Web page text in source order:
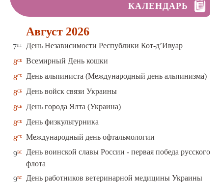
КАЛЕНДАРЬ
Август 2026
7пт День Независимости Республики Кот-д’Ивуар
8сб Всемирный День кошки
8сб День альпиниста (Международный день альпинизма)
8сб День войск связи Украины
8сб День города Ялта (Украина)
8сб День физкультурника
8сб Международный день офтальмологии
9вс
День воинской славы России - первая победа русского
флота
9вс День работников ветеринарной медицины Украины